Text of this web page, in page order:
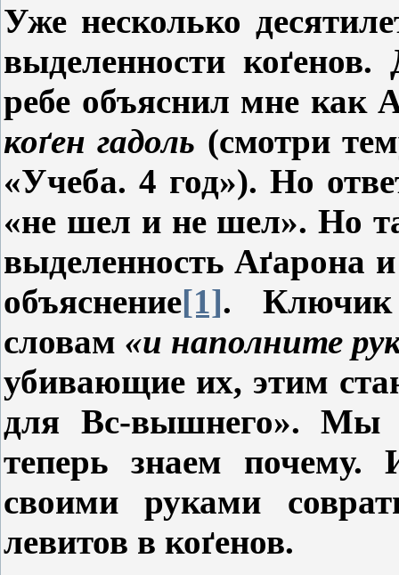
Уже несколько
выделенности коґенов.
ребе объяснил мне как
коґен гадоль (смотри
«Учеба. 4 год»). Но
«не шел и не шел». Но
выделенность Аґарона
объяснение[1].
словам «и наполните
убивающие их, этим
для Вс-вышнего». Мы
теперь знаем почему.
своими руками
левитов в коґенов.